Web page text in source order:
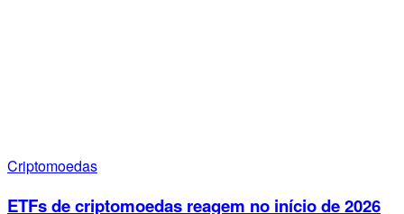
Criptomoedas
ETFs de criptomoedas reagem no início de 2026